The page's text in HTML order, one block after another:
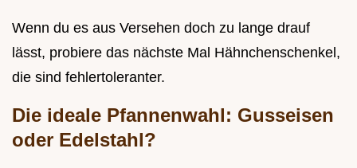
Wenn du es aus Versehen doch zu lange drauf
lässt, probiere das nächste Mal Hähnchenschenkel,
die sind fehlertoleranter.
Die ideale Pfannenwahl: Gusseisen
oder Edelstahl?